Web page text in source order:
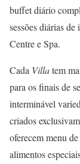
buffet diário
sessões diárias
Centre e Spa.
Cada Villatem
para os finais de
interminável
criados
oferecem menu
alimentos